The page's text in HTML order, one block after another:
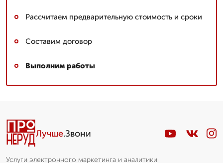
Рассчитаем предварительную стоимость и сроки
Составим договор
Выполним работы
Лучше.Звони
Услуги электронного маркетинга и аналитики